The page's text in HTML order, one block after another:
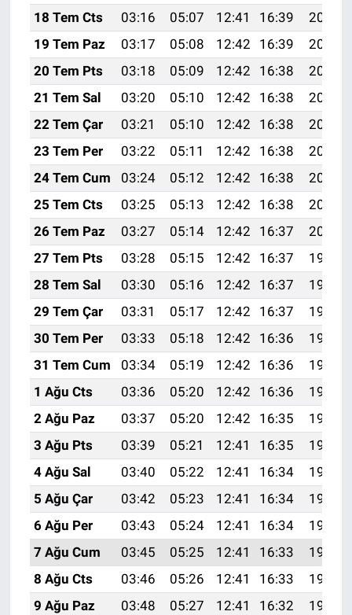
18 Tem Cts
03:16 05:07 12:41 16:39
20:06
19 Tem Paz
03:17 05:08 12:42 16:39
20:05
20 Tem Pts
03:18 05:09 12:42 16:38
20:05
21 Tem Sal
03:20 05:10 12:42 16:38
20:04
22 Tem Çar
03:21 05:10 12:42 16:38
20:03
23 Tem Per
03:22 05:11 12:42 16:38
20:02
24 Tem Cum
03:24 05:12 12:42 16:38
20:01
25 Tem Cts
03:25 05:13 12:42 16:38
20:01
26 Tem Paz
03:27 05:14 12:42 16:37
20:00
27 Tem Pts
03:28 05:15 12:42 16:37
19:59
28 Tem Sal
03:30 05:16 12:42 16:37
19:58
29 Tem Çar
03:31 05:17 12:42 16:37
19:57
30 Tem Per
03:33 05:18 12:42 16:36
19:56
31 Tem Cum
03:34 05:19 12:42 16:36
19:55
1 Ağu Cts
03:36 05:20 12:42 16:36
19:54
2 Ağu Paz
03:37 05:20 12:42 16:35
19:53
3 Ağu Pts
03:39 05:21 12:41 16:35
19:52
4 Ağu Sal
03:40 05:22 12:41 16:34
19:50
5 Ağu Çar
03:42 05:23 12:41 16:34
19:49
6 Ağu Per
03:43 05:24 12:41 16:34
19:48
7 Ağu Cum
03:45 05:25 12:41 16:33
19:47
8 Ağu Cts
03:46 05:26 12:41 16:33
19:46
9 Ağu Paz
03:48 05:27 12:41 16:32
19:44